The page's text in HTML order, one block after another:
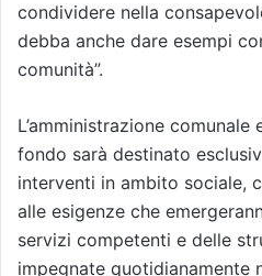
condividere nella
debba anche dare esempi
comunità”.
L’amministrazione
fondo sarà destinato
interventi in ambito sociale,
alle esigenze che
servizi competenti e delle
impegnate quotidianamente